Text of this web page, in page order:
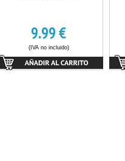
9.99€
(IVA no incluido)